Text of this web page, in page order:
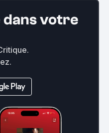
votre